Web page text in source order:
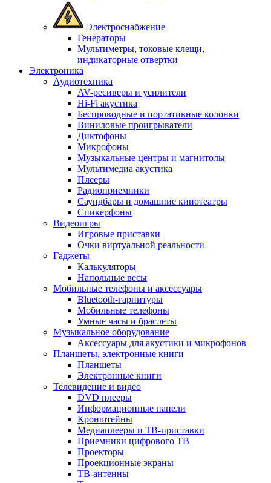
Электроснабжение
Генераторы
Мультиметры, токовые клещи,
индикаторные отвертки
Электроника
Аудиотехника
AV-ресиверы и усилители
Hi-Fi акустика
Беспроводные и портативные колонки
Виниловые проигрыватели
Диктофоны
Микрофоны
Музыкальные центры и магнитолы
Мультимедиа акустика
Плееры
Радиоприемники
Саундбары и домашние кинотеатры
Спикерфоны
Видеоигры
Игровые приставки
Очки виртуальной реальности
Гаджеты
Калькуляторы
Напольные весы
Мобильные телефоны и аксессуары
Bluetooth-гарнитуры
Мобильные телефоны
Умные часы и браслеты
Музыкальное оборудование
Аксессуары для акустики и микрофонов
Планшеты, электронные книги
Планшеты
Электронные книги
Телевидение и видео
DVD плееры
Информационные панели
Кронштейны
Медиаплееры и ТВ-приставки
Приемники цифрового ТВ
Проекторы
Проекционные экраны
ТВ-антенны